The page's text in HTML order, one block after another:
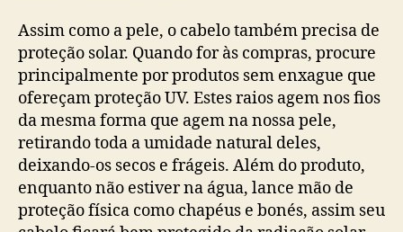
Assim como a pele, o cabelo também precisa de
proteção solar. Quando for às compras, procure
principalmente por produtos sem enxague que
ofereçam proteção UV. Estes raios agem nos fios
da mesma forma que agem na nossa pele,
retirando toda a umidade natural deles,
deixando-os secos e frágeis. Além do produto,
enquanto não estiver na água, lance mão de
proteção física como chapéus e bonés, assim seu